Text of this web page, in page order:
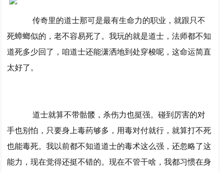
传奇里的道士那可是最有生命力的职业，就跟只不
死蟑螂似的，老不容易死了。我玩的就是道士，法师都不知
道死多少回了，咱道士还能潇洒地到处穿梭呢，这命运简直
太好了。
道士就算不带骷髅，杀伤力也挺强。碰到厉害的对
手也别怕，只要身上毒药够多，用毒对付就行，就算打不死
也能毒死。我以前都不知道道士的毒术这么强，还忽略了这
能力，现在觉得还挺不错的。现在不管干啥，我都习惯在身